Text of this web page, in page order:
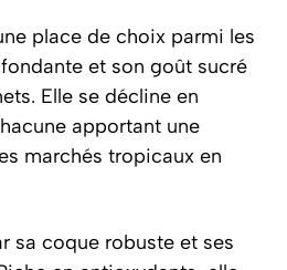
place de choix parmi les
et son goût sucré
Elle se décline en
apportant une
marchés tropicaux en
sa coque robuste et ses